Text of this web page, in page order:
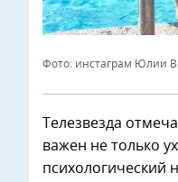
Фото: инстаграм Юлии
Телезвезда
важен не только
психологический